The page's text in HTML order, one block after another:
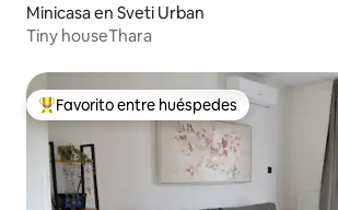
Minicasa en Sveti Urban
Tiny houseThara
De los mejores en Favorito entre huéspedes
Favorito entre huéspedes